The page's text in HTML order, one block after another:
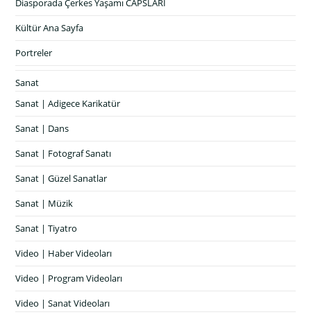
Diasporada Çerkes Yaşamı CAPSLARI
Kültür Ana Sayfa
Portreler
Sanat
Sanat | Adigece Karikatür
Sanat | Dans
Sanat | Fotograf Sanatı
Sanat | Güzel Sanatlar
Sanat | Müzik
Sanat | Tiyatro
Video | Haber Videoları
Video | Program Videoları
Video | Sanat Videoları